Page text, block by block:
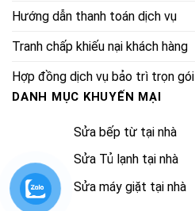
Hướng dẫn thanh toán dịch vụ
Tranh chấp khiếu nại khách hàng
Hợp đồng dịch vụ bảo trì trọn gói
DANH MỤC KHUYẾN MẠI
Sửa bếp từ tại nhà
Sửa Tủ lạnh tại nhà
Sửa máy giặt tại nhà